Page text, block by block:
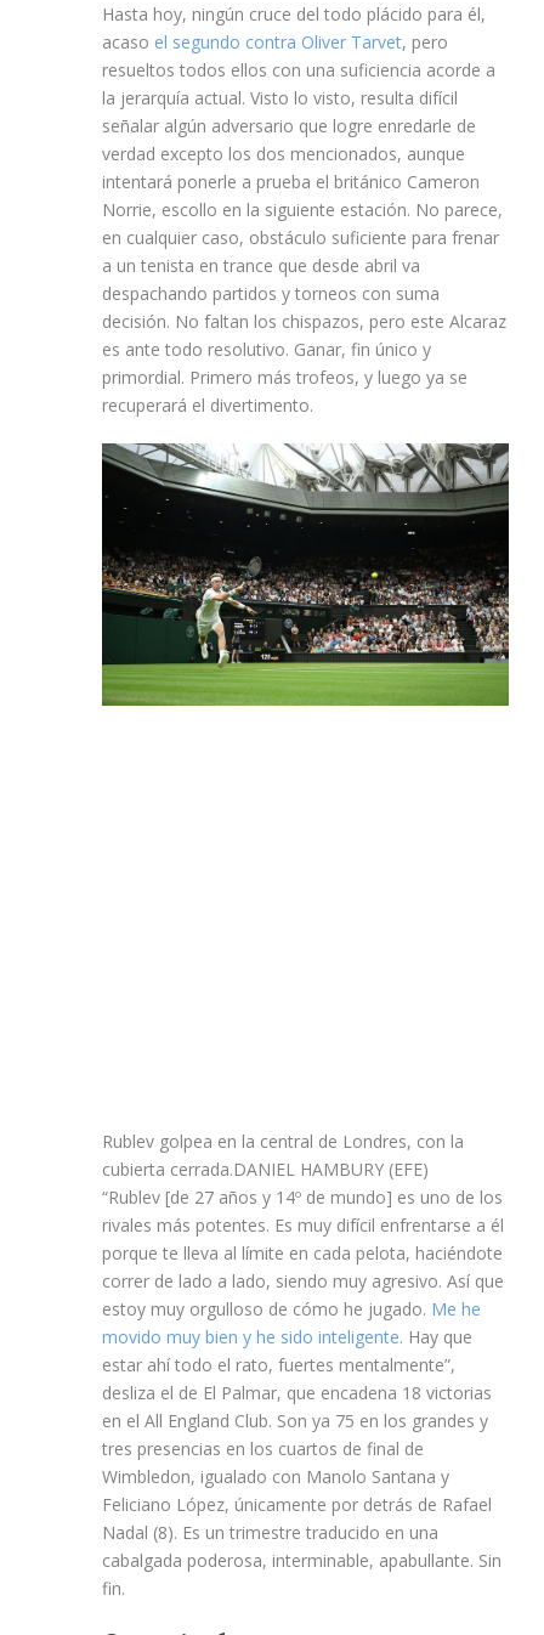
Hasta hoy, ningún cruce del todo plácido para él,
acaso el segundo contra Oliver Tarvet, pero
resueltos todos ellos con una suficiencia acorde a
la jerarquía actual. Visto lo visto, resulta difícil
señalar algún adversario que logre enredarle de
verdad excepto los dos mencionados, aunque
intentará ponerle a prueba el británico Cameron
Norrie, escollo en la siguiente estación. No parece,
en cualquier caso, obstáculo suficiente para frenar
a un tenista en trance que desde abril va
despachando partidos y torneos con suma
decisión. No faltan los chispazos, pero este Alcaraz
es ante todo resolutivo. Ganar, fin único y
primordial. Primero más trofeos, y luego ya se
recuperará el divertimento.
Rublev golpea en la central de Londres, con la
cubierta cerrada.DANIEL HAMBURY (EFE)
“Rublev [de 27 años y 14º de mundo] es uno de los
rivales más potentes. Es muy difícil enfrentarse a él
porque te lleva al límite en cada pelota, haciéndote
correr de lado a lado, siendo muy agresivo. Así que
estoy muy orgulloso de cómo he jugado. Me he
movido muy bien y he sido inteligente. Hay que
estar ahí todo el rato, fuertes mentalmente”,
desliza el de El Palmar, que encadena 18 victorias
en el All England Club. Son ya 75 en los grandes y
tres presencias en los cuartos de final de
Wimbledon, igualado con Manolo Santana y
Feliciano López, únicamente por detrás de Rafael
Nadal (8). Es un trimestre traducido en una
cabalgada poderosa, interminable, apabullante. Sin
fin.